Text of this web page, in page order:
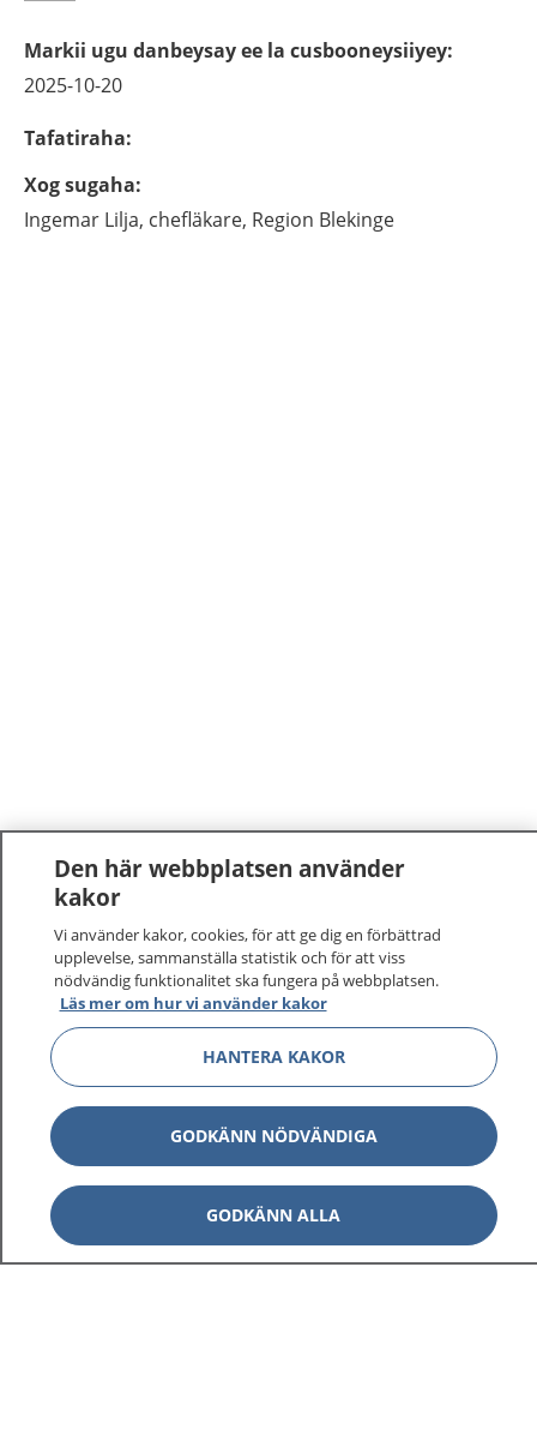
Markii ugu danbeysay ee la cusbooneysiiyey:
2025-10-20
Tafatiraha:
Xog sugaha:
Ingemar Lilja, chefläkare, Region Blekinge
1177–tryggt om din hälsa och vård
På 1177.se får du råd om hälsa och information om
sjukdomar och vilka mottagningar du kan kontakta.
Logga in för att läsa din journal och göra dina
vårdärenden. Ring telefonnummer 1177 för
sjukvårdsrådgivning dygnet runt.
Den här webbplatsen använder
kakor
Vi använder kakor, cookies, för att ge dig en förbättrad
upplevelse, sammanställa statistik och för att viss
nödvändig funktionalitet ska fungera på webbplatsen.
Läs mer om hur vi använder kakor
HANTERA KAKOR
GODKÄNN NÖDVÄNDIGA
GODKÄNN ALLA